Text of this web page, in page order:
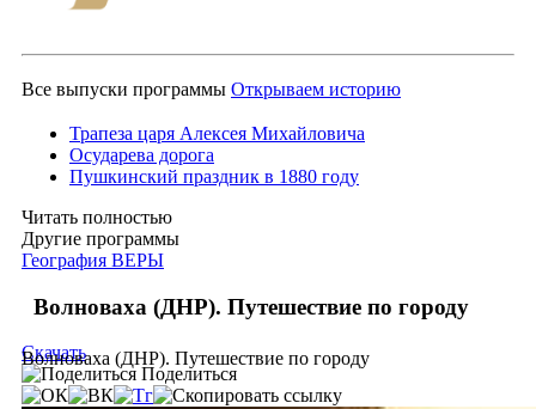
Все выпуски программы Открываем историю
Трапеза царя Алексея Михайловича
Осударева дорога
Пушкинский праздник в 1880 году
Читать полностью
Другие программы
География ВЕРЫ
Волноваха (ДНР). Путешествие по городу
Волноваха (ДНР). Путешествие по городу
Скачать
Поделиться